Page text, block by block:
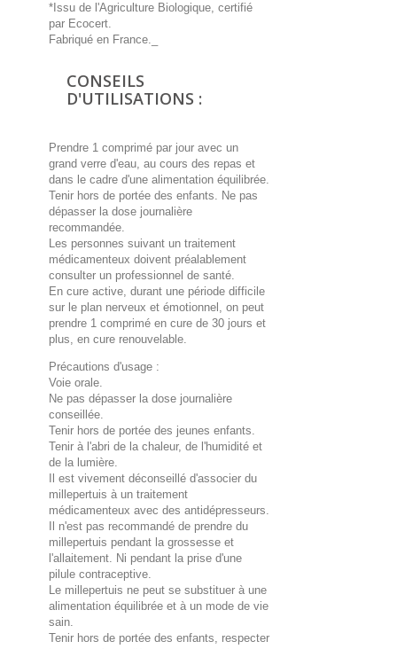
*Issu de l'Agriculture Biologique, certifié
par Ecocert.
Fabriqué en France._
CONSEILS
D'UTILISATIONS :
Prendre 1 comprimé par jour avec un
grand verre d'eau, au cours des repas et
dans le cadre d'une alimentation équilibrée.
Tenir hors de portée des enfants. Ne pas
dépasser la dose journalière
recommandée.
Les personnes suivant un traitement
médicamenteux doivent préalablement
consulter un professionnel de santé.
En cure active, durant une période difficile
sur le plan nerveux et émotionnel, on peut
prendre 1 comprimé en cure de 30 jours et
plus, en cure renouvelable.
Précautions d'usage :
Voie orale.
Ne pas dépasser la dose journalière
conseillée.
Tenir hors de portée des jeunes enfants.
Tenir à l'abri de la chaleur, de l'humidité et
de la lumière.
Il est vivement déconseillé d'associer du
millepertuis à un traitement
médicamenteux avec des antidépresseurs.
Il n'est pas recommandé de prendre du
millepertuis pendant la grossesse et
l'allaitement. Ni pendant la prise d'une
pilule contraceptive.
Le millepertuis ne peut se substituer à une
alimentation équilibrée et à un mode de vie
sain.
Tenir hors de portée des enfants, respecter